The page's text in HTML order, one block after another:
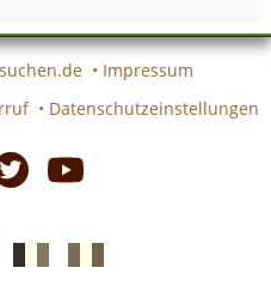
• Impressum
• Datenschutzeinstellungen